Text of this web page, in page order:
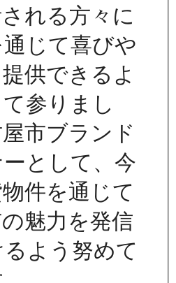
れる方々に
じて喜びや
供できるよ
参りまし
市ブランド
として、今
件を通じて
魅力を発信
よう努めて